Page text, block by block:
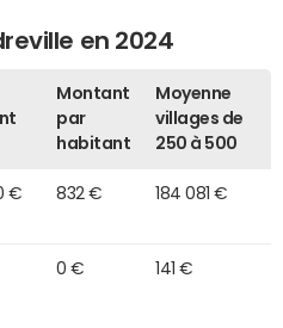
en 2024
Montant
par
habitant
Moyenne
villages de
250 à 500
€ 832 € 184 081 €
0 € 141 €